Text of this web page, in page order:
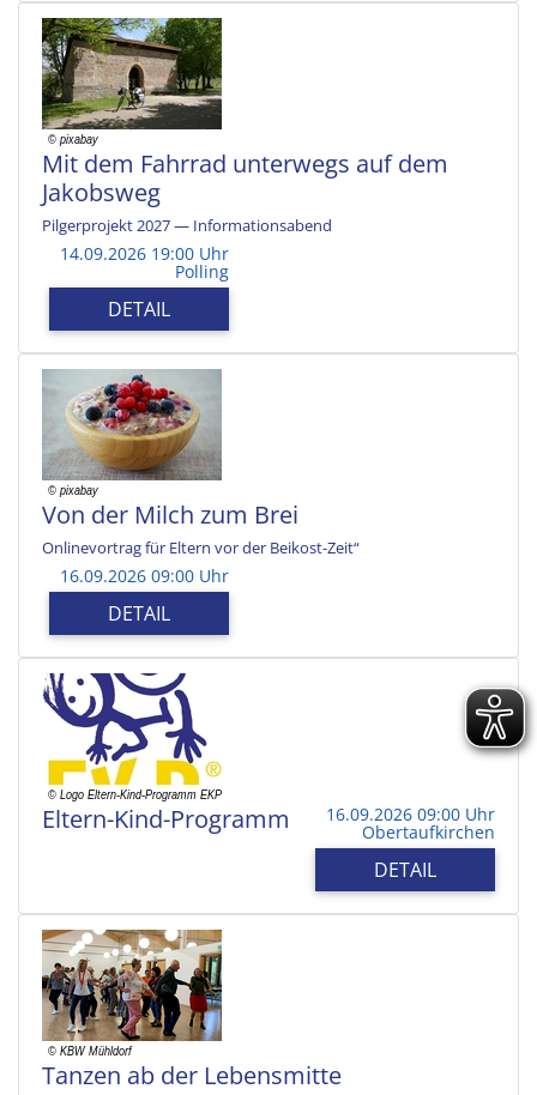
Mit dem Fahrrad unterwegs auf dem
Jakobsweg
Pilgerprojekt 2027 — Informationsabend
14.09.2026 19:00 Uhr
Polling
DETAIL
Von der Milch zum Brei
Onlinevortrag für Eltern vor der Beikost-Zeit“
16.09.2026 09:00 Uhr
DETAIL
Eltern-Kind-Programm 16.09.2026 09:00 Uhr
Obertaufkirchen
DETAIL
Tanzen ab der Lebensmitte